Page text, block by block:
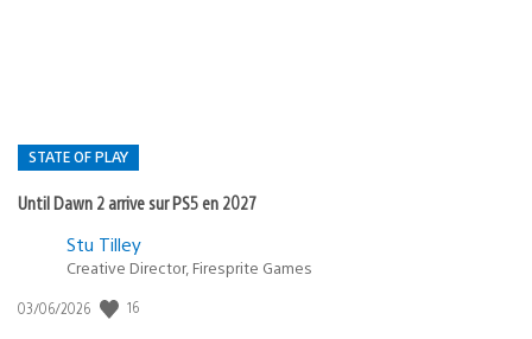
STATE OF PLAY
Until Dawn 2 arrive sur PS5 en 2027
Postée
:
state
Stu Tilley
Creative Director, Firesprite Games
Date
03/06/2026 16